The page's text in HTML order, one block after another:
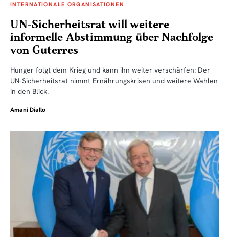
INTERNATIONALE ORGANISATIONEN
UN-Sicherheitsrat will weitere
informelle Abstimmung über Nachfolge
von Guterres
Hunger folgt dem Krieg und kann ihn weiter verschärfen: Der
UN-Sicherheitsrat nimmt Ernährungskrisen und weitere Wahlen
in den Blick.
Amani Diallo